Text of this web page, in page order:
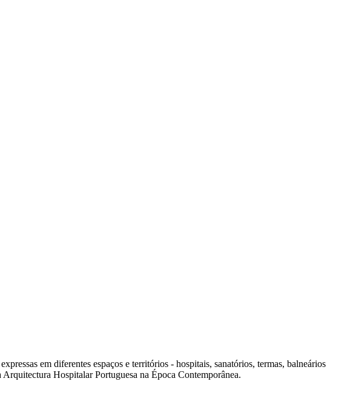
em diferentes espaços e territórios - hospitais, sanatórios, termas, balneários
Hospitalar Portuguesa na Época Contemporânea.